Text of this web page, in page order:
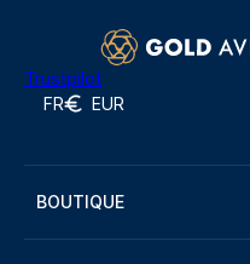
Trustpilot
FR EUR
BOUTIQUE